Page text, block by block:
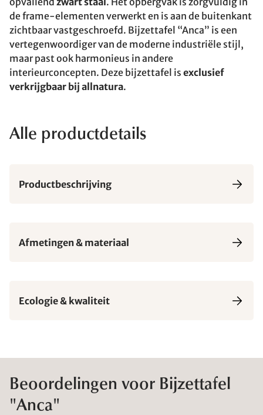
de frame-elementen verwerkt en is aan de buitenkant
zichtbaar vastgeschroefd. Bijzettafel “Anca” is een
vertegenwoordiger van de moderne industriële stijl,
maar past ook harmonieus in andere
interieurconcepten. Deze bijzettafel is exclusief
verkrijgbaar bij allnatura.
Alle productdetails
Productbeschrijving
Afmetingen & materiaal
Ecologie & kwaliteit
Beoordelingen voor Bijzettafel
"Anca"